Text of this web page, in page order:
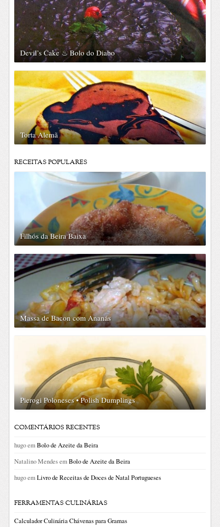
Devil’s Cake ♨ Bolo do Diabo
Torta Alemã
RECEITAS POPULARES
Filhós da Beira Baixa
Massa de Bacon com Ananás
Pierogi Poloneses • Polish Dumplings
COMENTÁRIOS RECENTES
hugoemBolo de Azeite da Beira
Natalino MendesemBolo de Azeite da Beira
hugoemLivro de Receitas de Doces de Natal Portugueses
FERRAMENTAS CULINÁRIAS
Calculador Culinária Chávenas para Gramas